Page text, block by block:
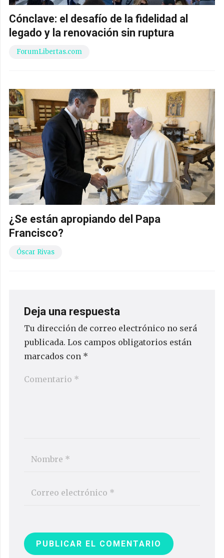
Cónclave: el desafío de la fidelidad al
legado y la renovación sin ruptura
ForumLibertas.com
¿Se están apropiando del Papa
Francisco?
Óscar Rivas
Deja una respuesta
Tu dirección de correo electrónico no será
publicada. Los campos obligatorios están
marcados con *
PUBLICAR EL COMENTARIO